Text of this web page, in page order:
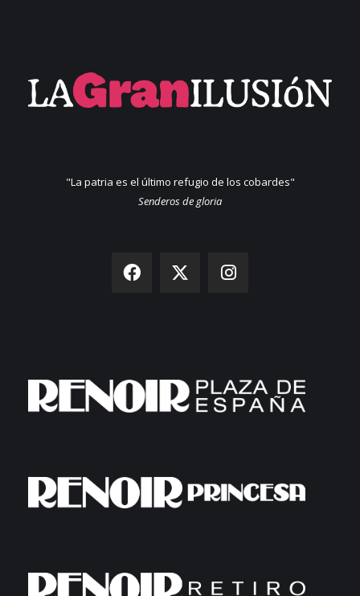
"La patria es el último refugio de los cobardes"
Senderos de gloria